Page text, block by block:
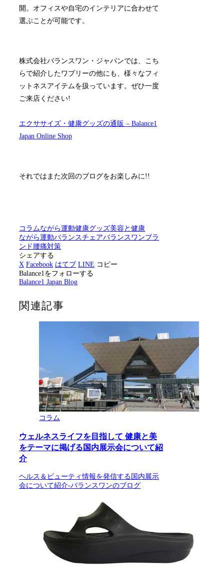
開。オフィスや自宅のインテリアに合わせて
選ぶことが可能です。
株式会社バランスワン・ジャパンでは、こち
らで紹介したワブリーの他にも、様々なフィ
ットネスアイテムを扱っています。ぜひ一度
ご来店ください!
エクササイズ・健康グッズの通販 – Balance1
Japan Online Shop
それではまた次回のブログをお楽しみに!!
コラムながら運動健康グッズ美容と健康
ながら運動バランスチェアバランスワンブラ
ンド 腰痛対策
シェアする
X Facebook はてブ LINE コピー
Balance1をフォローする
Balance1 Japan Blog
関連記事
コラム
ウェルネスライフを目指して 健康と美
をテーマに掲げる国内展示会について紹
介
ヘルス＆ビューティ情報を発信する国内展示
会について紹介-バランスワンのブログ